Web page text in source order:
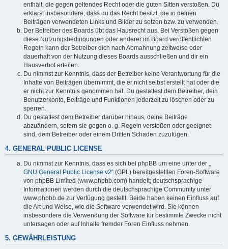
enthält, die gegen geltendes Recht oder die guten Sitten verstoßen. Du
erklärst insbesondere, dass du das Recht besitzt, die in deinen
Beiträgen verwendeten Links und Bilder zu setzen bzw. zu verwenden.
Der Betreiber des Boards übt das Hausrecht aus. Bei Verstößen gegen
diese Nutzungsbedingungen oder anderer im Board veröffentlichten
Regeln kann der Betreiber dich nach Abmahnung zeitweise oder
dauerhaft von der Nutzung dieses Boards ausschließen und dir ein
Hausverbot erteilen.
Du nimmst zur Kenntnis, dass der Betreiber keine Verantwortung für die
Inhalte von Beiträgen übernimmt, die er nicht selbst erstellt hat oder die
er nicht zur Kenntnis genommen hat. Du gestattest dem Betreiber, dein
Benutzerkonto, Beiträge und Funktionen jederzeit zu löschen oder zu
sperren.
Du gestattest dem Betreiber darüber hinaus, deine Beiträge
abzuändern, sofern sie gegen o. g. Regeln verstoßen oder geeignet
sind, dem Betreiber oder einem Dritten Schaden zuzufügen.
4. GENERAL PUBLIC LICENSE
Du nimmst zur Kenntnis, dass es sich bei phpBB um eine unter der „
GNU General Public License v2“ (GPL) bereitgestellten Foren-Software
von phpBB Limited (www.phpbb.com) handelt; deutschsprachige
Informationen werden durch die deutschsprachige Community unter
www.phpbb.de zur Verfügung gestellt. Beide haben keinen Einfluss auf
die Art und Weise, wie die Software verwendet wird. Sie können
insbesondere die Verwendung der Software für bestimmte Zwecke nicht
untersagen oder auf Inhalte fremder Foren Einfluss nehmen.
5. GEWÄHRLEISTUNG